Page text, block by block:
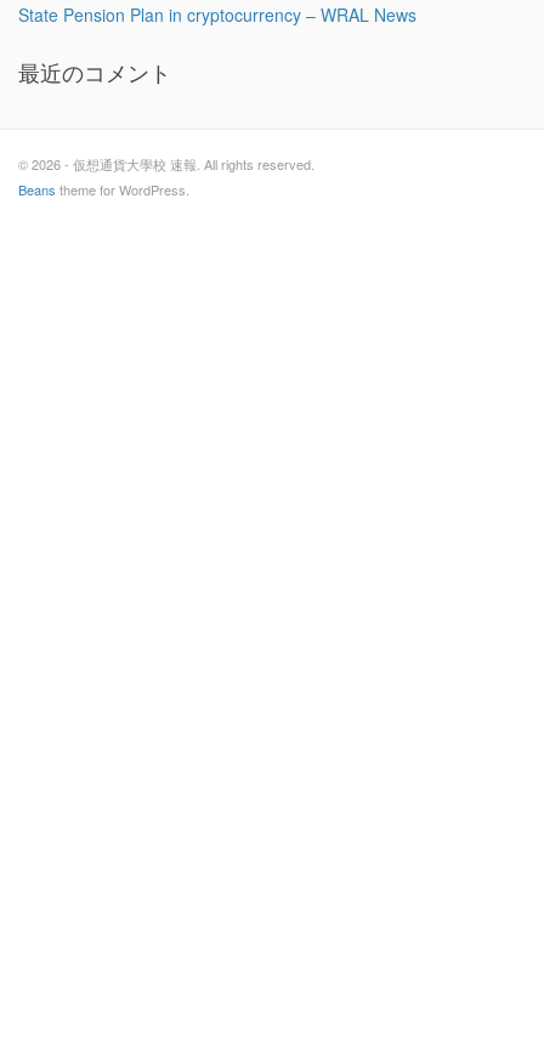
State Pension Plan in cryptocurrency – WRAL News
最近のコメント
© 2026 - 仮想通貨大學校 速報. All rights reserved.
Beans theme for WordPress.